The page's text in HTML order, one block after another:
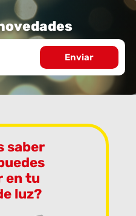
saber
en tu
luz?